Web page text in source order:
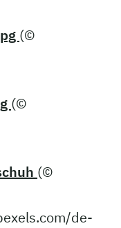
(©
(©
(©
de-